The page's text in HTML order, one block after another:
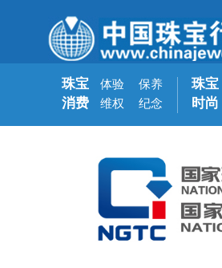
珠宝
消费
体验
维权
保养
纪念
珠宝
时尚